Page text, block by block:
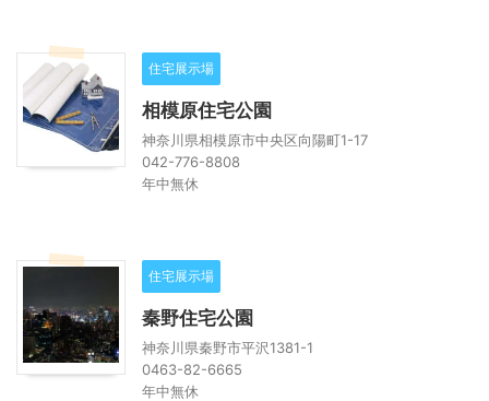
住宅展示場
相模原住宅公園
神奈川県相模原市中央区向陽町1-17
042-776-8808
年中無休
住宅展示場
秦野住宅公園
神奈川県秦野市平沢1381-1
0463-82-6665
年中無休